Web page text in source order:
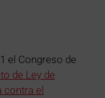
el Congreso de
de Ley de
contra el